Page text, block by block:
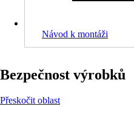
Návod k montáži
Bezpečnost výrobků
Přeskočit oblast